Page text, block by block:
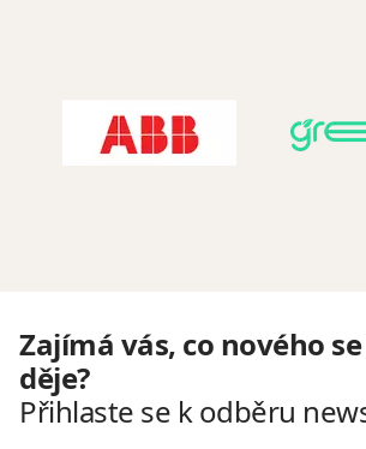
Zajímá vás, co nového
děje?
Přihlaste se k odběru